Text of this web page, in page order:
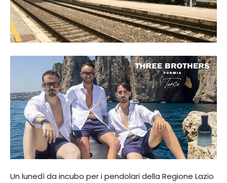
Un lunedì da incubo per i pendolari della Regione Lazio